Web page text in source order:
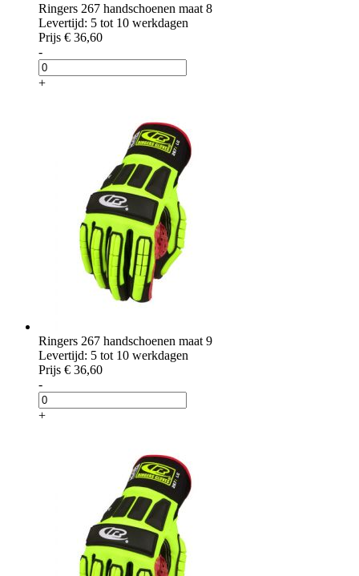
Ringers 267 handschoenen maat 8
Levertijd: 5 tot 10 werkdagen
Prijs € 36,60
-
+
Ringers 267 handschoenen maat 9
Levertijd: 5 tot 10 werkdagen
Prijs € 36,60
-
+